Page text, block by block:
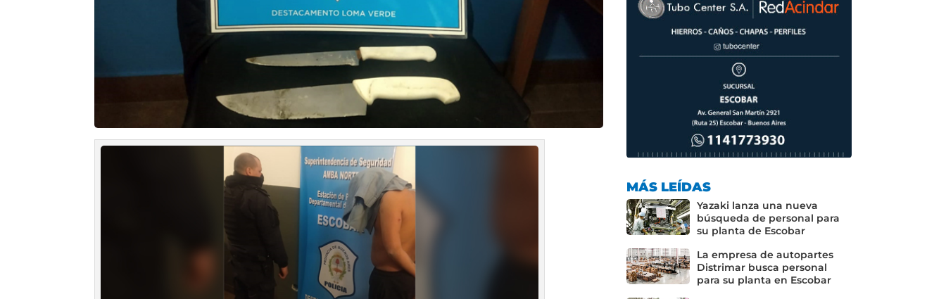
MÁS LEÍDAS
Yazaki lanza una nueva
búsqueda de personal para
su planta de Escobar
La empresa de autopartes
Distrimar busca personal
para su planta en Escobar